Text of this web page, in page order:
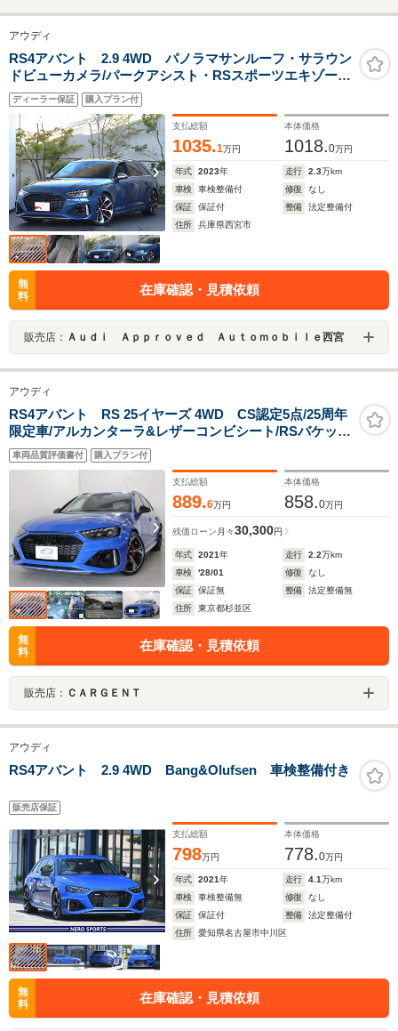
ー Bluetooth
ETC LEDヘッドラン
プ 純正18インチア
ルミ クリアランスソ
ナー
眼LEDヘッド デジタ
ラインドスポットモニ
ター シートベンチレ
ート
レコ スマー
ンETC 純正
チアルミ オ
報 オートラ
アウディ
RS4アバント 2.9 4WD パノラマサンルーフ・サラウン
ドビューカメラ/パークアシスト・RSスポーツエキゾース
ト・プライバシーガラス・ブレーキキャリパー レッド・
シートヒーター (フロント/リヤ)・スマートフォンワイヤ
レスチャージング
ディーラー保証 購入プラン付
支払総額
1035.1万円
本体価格
1018.0万円
年式 2023年 走行 2.3万km
車検
車検整備付 修復
なし
保証
保証付 整備
法定整備付
住所
兵庫県西宮市
無
料
在庫確認・見積依頼
販売店： Ａｕｄｉ Ａｐｐｒｏｖｅｄ Ａｕｔｏｍｏｂｉｌｅ西宮
アウディ
RS4アバント RS 25イヤーズ 4WD CS認定5点/25周年
限定車/アルカンターラ&レザーコンビシート/RSバケット
シート/RSスポーツエキゾーストシステムプラス/デコラ
ティブパネルカーボン/カーボンエンジンカバー/ブラック
ウィンドウモール&ルーフレール
車両品質評価書付 購入プラン付
支払総額
889.6万円
本体価格
858.0万円
残価ローン 月々30,300円
年式 2021年 走行 2.2万km
車検
'28/01 修復
なし
保証
保証無 整備
法定整備無
住所
東京都杉並区
無
料
在庫確認・見積依頼
販売店： ＣＡＲＧＥＮＴ
アウディ
RS4アバント 2.9 4WD Bang&Olufsen 車検整備付き
販売店保証
支払総額
798万円
本体価格
778.0万円
年式 2021年 走行 4.1万km
車検
車検整備無 修復
なし
保証
保証付 整備
法定整備付
住所
愛知県名古屋市中川区
無
料
在庫確認・見積依頼